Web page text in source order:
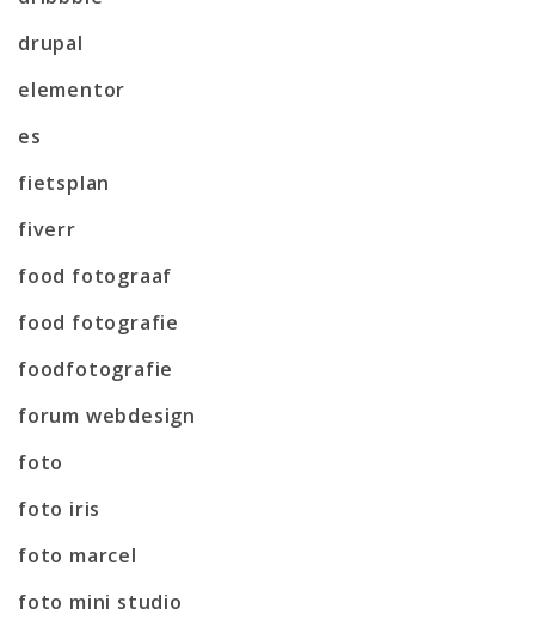
drupal
elementor
es
fietsplan
fiverr
food fotograaf
food fotografie
foodfotografie
forum webdesign
foto
foto iris
foto marcel
foto mini studio